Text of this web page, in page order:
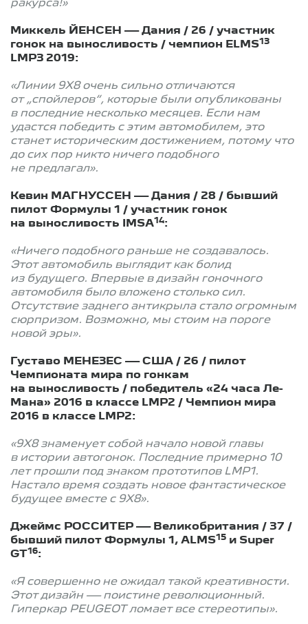
ракурса!»
Миккель ЙЕНСЕН — Дания / 26 / участник
гонок на выносливость / чемпион ELMS13
LMP3 2019:
«Линии 9X8 очень сильно отличаются
от „спойлеров“, которые были опубликованы
в последние несколько месяцев. Если нам
удастся победить с этим автомобилем, это
станет историческим достижением, потому что
до сих пор никто ничего подобного
не предлагал».
Кевин МАГНУССЕН — Дания / 28 / бывший
пилот Формулы 1 / участник гонок
на выносливость IMSA14:
«Ничего подобного раньше не создавалось.
Этот автомобиль выглядит как болид
из будущего. Впервые в дизайн гоночного
автомобиля было вложено столько сил.
Отсутствие заднего антикрыла стало огромным
сюрпризом. Возможно, мы стоим на пороге
новой эры».
Густаво МЕНЕЗЕС — США / 26 / пилот
Чемпионата мира по гонкам
на выносливость / победитель «24 часа Ле-
Мана» 2016 в классе LMP2 / Чемпион мира
2016 в классе LMP2:
«9X8 знаменует собой начало новой главы
в истории автогонок. Последние примерно 10
лет прошли под знаком прототипов LMP1.
Настало время создать новое фантастическое
будущее вместе с 9X8».
Джеймс РОССИТЕР — Великобритания / 37 /
бывший пилот Формулы 1, ALMS15 и Super
GT
16:
«Я совершенно не ожидал такой креативности.
Этот дизайн — поистине революционный.
Гиперкар PEUGEOT ломает все стереотипы».